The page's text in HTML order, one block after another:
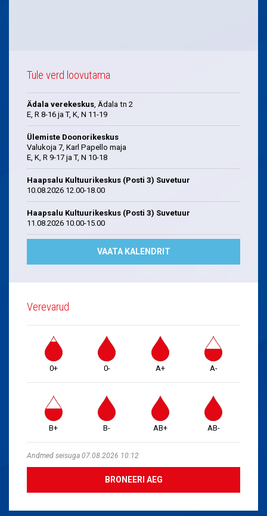
Tule verd loovutama
Ädala verekeskus, Ädala tn 2
E, R 8-16 ja T, K, N 11-19
Ülemiste Doonorikeskus
Valukoja 7, Karl Papello maja
E, K, R 9-17 ja T, N 10-18
Haapsalu Kultuurikeskus (Posti 3) Suvetuur
10.08.2026 12.00-18.00
Haapsalu Kultuurikeskus (Posti 3) Suvetuur
11.08.2026 10.00-15.00
VAATA KALENDRIT
Verevarud
0+ 0- A+ A-
B+ B- AB+ AB-
Andmed seisuga 07.08.2026 10:12
BRONEERI AEG